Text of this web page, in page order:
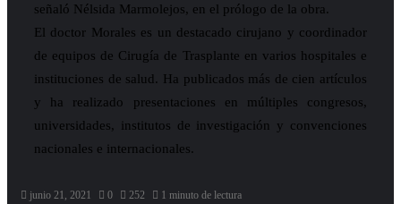
señaló Nélsida Marmolejos, en el prólogo de la obra.
El doctor Morales es un destacado cirujano y coordinador
de equipos de Cirugía de Trasplante en varios hospitales e
instituciones de salud. Ha publicados más de cien artículos
y ha realizado presentaciones en múltiples congresos,
universidades, institutos de investigación y convenciones
nacionales e internacionales.
junio 21, 2021 0 252 1 minuto de lectura